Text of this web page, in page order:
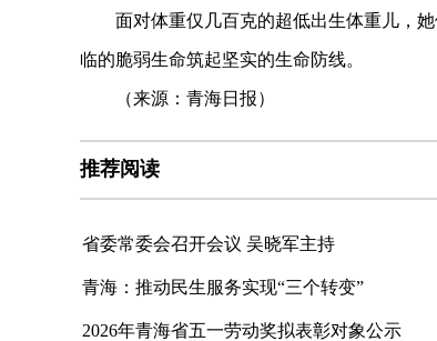
面对体重仅几百克的超低出生体重儿，她
临的脆弱生命筑起坚实的生命防线。
（来源：青海日报）
推荐阅读
省委常委会召开会议 吴晓军主持
青海：推动民生服务实现“三个转变”
2026年青海省五一劳动奖拟表彰对象公示